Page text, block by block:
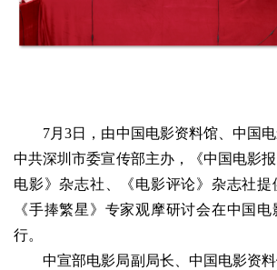
7月3日，由中国电影资料馆、中国
中共深圳市委宣传部主办，《中国电影
电影》杂志社、《电影评论》杂志社
《手捧繁星》专家观摩研讨会在中国
行。
中宣部电影局副局长、中国电影资